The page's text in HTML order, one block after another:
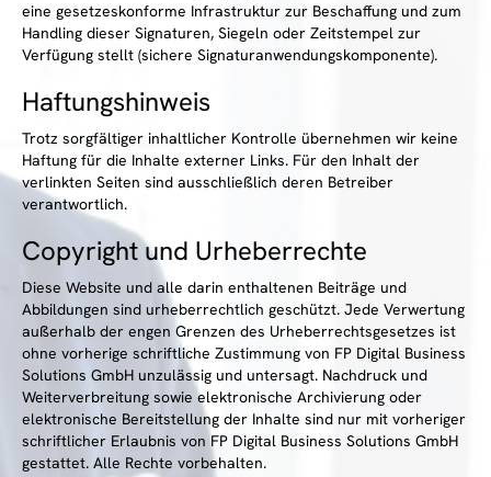
eine gesetzeskonforme Infrastruktur zur Beschaffung und zum
Handling dieser Signaturen, Siegeln oder Zeitstempel zur
Verfügung stellt (sichere Signaturanwendungskomponente).
Haftungshinweis
Trotz sorgfältiger inhaltlicher Kontrolle übernehmen wir keine
Haftung für die Inhalte externer Links. Für den Inhalt der
verlinkten Seiten sind ausschließlich deren Betreiber
verantwortlich.
Copyright und Urheberrechte
Diese Website und alle darin enthaltenen Beiträge und
Abbildungen sind urheberrechtlich geschützt. Jede Verwertung
außerhalb der engen Grenzen des Urheberrechtsgesetzes ist
ohne vorherige schriftliche Zustimmung von FP Digital Business
Solutions GmbH unzulässig und untersagt. Nachdruck und
Weiterverbreitung sowie elektronische Archivierung oder
elektronische Bereitstellung der Inhalte sind nur mit vorheriger
schriftlicher Erlaubnis von FP Digital Business Solutions GmbH
gestattet. Alle Rechte vorbehalten.